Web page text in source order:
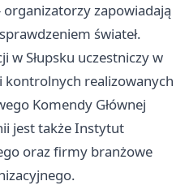
zapowiadają
świateł.
w Słupsku uczestniczy w
kontrolnych realizowanych
Komendy Głównej
jest także Instytut
oraz firmy branżowe